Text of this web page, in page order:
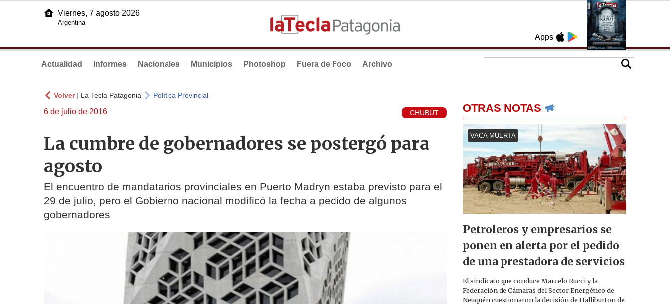
Apps
Viernes, 7 agosto 2026
Argentina
Actualidad Informes Nacionales Municipios Photoshop Fuera de Foco Archivo
Volver| La Tecla Patagonia Política Provincial
6 de julio de 2016 CHUBUT
La cumbre de gobernadores se postergó para
agosto
El encuentro de mandatarios provinciales en Puerto Madryn estaba previsto para el
29 de julio, pero el Gobierno nacional modificó la fecha a pedido de algunos
gobernadores
OTRAS NOTAS
VACA MUERTA
Petroleros y empresarios se
ponen en alerta por el pedido
de una prestadora de servicios
El sindicato que conduce Marcelo Rucci y la
Federación de Cámaras del Sector Energético de
Neuquén cuestionaron la decisión de Halliburton de